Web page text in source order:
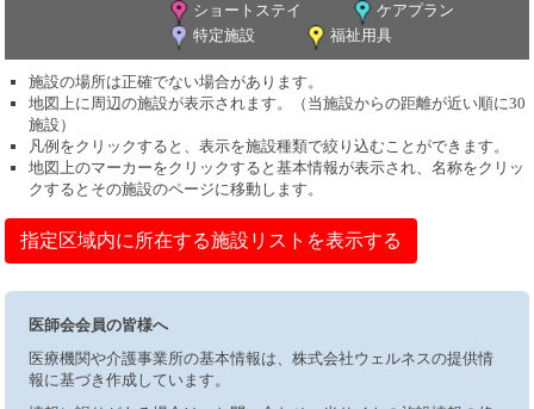
ショートステイ
ケアプラン
特定施設
福祉用具
施設の場所は正確でない場合があります。
地図上に周辺の施設が表示されます。（当施設からの距離が近い順に30
施設）
凡例をクリックすると、表示を施設種類で絞り込むことができます。
地図上のマーカーをクリックすると基本情報が表示され、名称をクリッ
クするとその施設のページに移動します。
指定区域内に所在する施設リストを表示する
医師会会員の皆様へ
医療機関や介護事業所の基本情報は、株式会社ウェルネスの提供情
報に基づき作成しています。